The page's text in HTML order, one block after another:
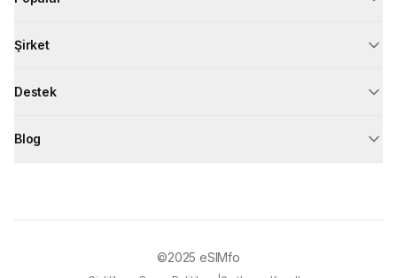
Şirket
Destek
Blog
©2025 eSIMfo